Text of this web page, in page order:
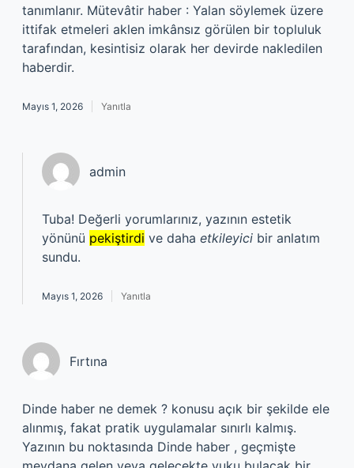
tanımlanır. Mütevâtir haber : Yalan söylemek üzere
ittifak etmeleri aklen imkânsız görülen bir topluluk
tarafından, kesintisiz olarak her devirde nakledilen
haberdir.
Mayıs 1, 2026 Yanıtla
admin
Tuba! Değerli yorumlarınız, yazının estetik
yönünü pekiştirdi ve daha etkileyici bir anlatım
sundu.
Mayıs 1, 2026 Yanıtla
Fırtına
Dinde haber ne demek ? konusu açık bir şekilde ele
alınmış, fakat pratik uygulamalar sınırlı kalmış.
Yazının bu noktasında Dinde haber , geçmişte